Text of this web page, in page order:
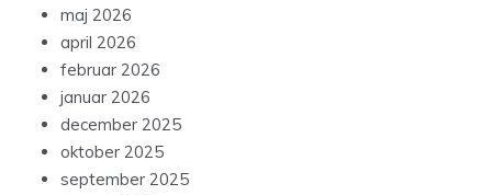
maj 2026
april 2026
februar 2026
januar 2026
december 2025
oktober 2025
september 2025